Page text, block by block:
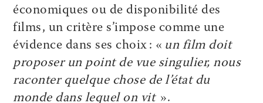
économiques ou de disponibilité des
films, un critère s’impose comme une
évidence dans ses choix : « un film doit
proposer un point de vue singulier, nous
raconter quelque chose de l’état du
monde dans lequel on vit».